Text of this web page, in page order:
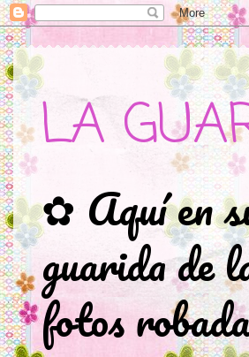
LA
✿ Aquí en
guarida de
fotos